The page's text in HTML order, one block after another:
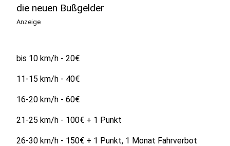
die neuen Bußgelder
Anzeige
bis 10 km/h - 20€
11-15 km/h - 40€
16-20 km/h - 60€
21-25 km/h - 100€ + 1 Punkt
26-30 km/h - 150€ + 1 Punkt, 1 Monat Fahrverbot